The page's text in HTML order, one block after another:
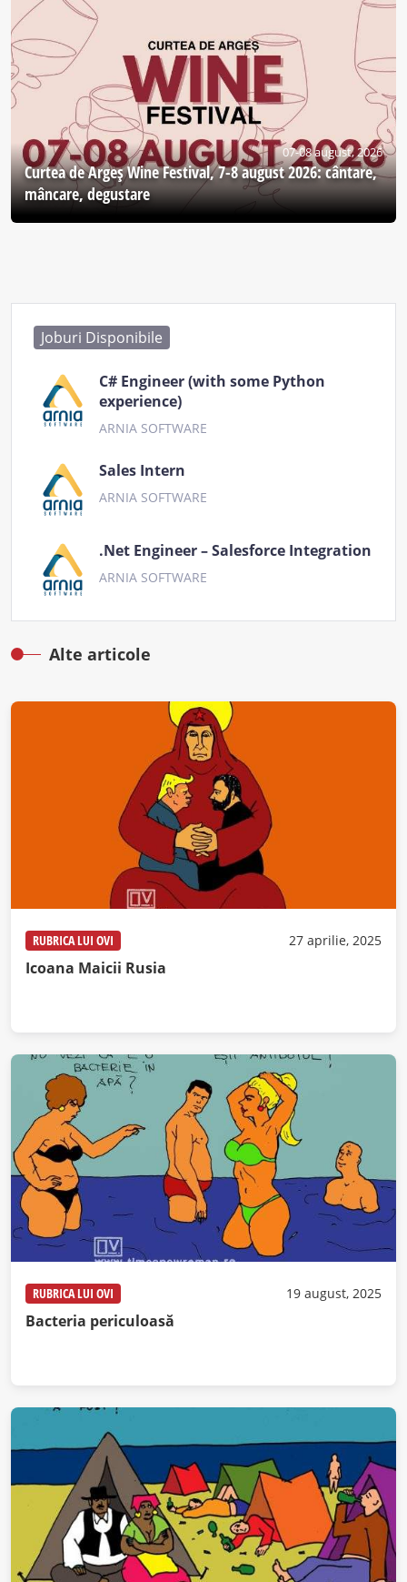
07-08 august, 2026
Curtea de Argeş Wine Festival, 7-8 august 2026: cântare,
mâncare, degustare
Joburi Disponibile
C# Engineer (with some Python
experience)
ARNIA SOFTWARE
Sales Intern
ARNIA SOFTWARE
.Net Engineer – Salesforce Integration
ARNIA SOFTWARE
Alte articole
RUBRICA LUI OVI 27 aprilie, 2025
Icoana Maicii Rusia
RUBRICA LUI OVI 19 august, 2025
Bacteria periculoasă